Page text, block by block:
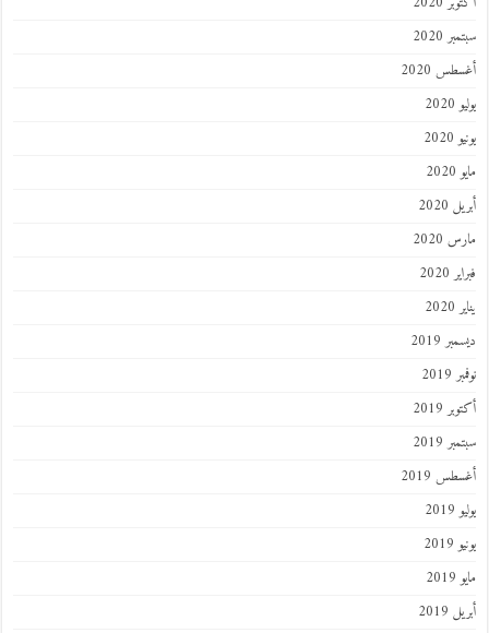
سبتمبر 2020
أغسطس 2020
يوليو 2020
يونيو 2020
مايو 2020
أبريل 2020
مارس 2020
فبراير 2020
يناير 2020
ديسمبر 2019
نوفمبر 2019
أكتوبر 2019
سبتمبر 2019
أغسطس 2019
يوليو 2019
يونيو 2019
مايو 2019
أبريل 2019